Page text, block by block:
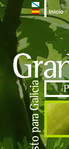
Inicio ·